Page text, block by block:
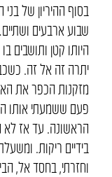
בסוף ההיריון של
שבוע ארבעים
היותו קטן ותושבים
יתרה זה אל זה.
מזקנות הכפר את
פעם ששמעתי אותו
הראשונה. עד אז לא
בידיים ריקות.
וחזרתי, בחסד אל,